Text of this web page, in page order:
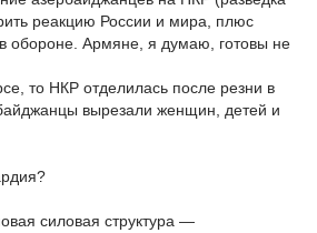
реакцию России и мира, плюс
обороне. Армяне, я думаю, готовы не
то НКР отделилась после резни в
вырезали женщин, детей и
силовая структура —